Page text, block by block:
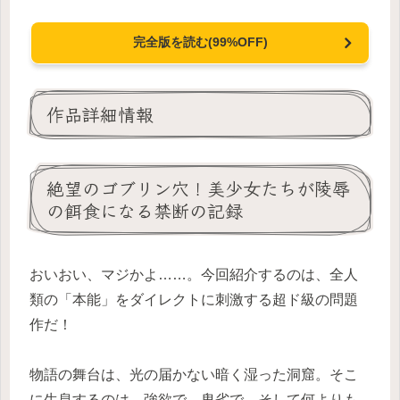
完全版を読む(99%OFF)
作品詳細情報
絶望のゴブリン穴！美少女たちが陵辱
の餌食になる禁断の記録
おいおい、マジかよ……。今回紹介するのは、全人
類の「本能」をダイレクトに刺激する超ド級の問題
作だ！
物語の舞台は、光の届かない暗く湿った洞窟。そこ